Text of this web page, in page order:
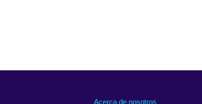
Acerca de nosotros